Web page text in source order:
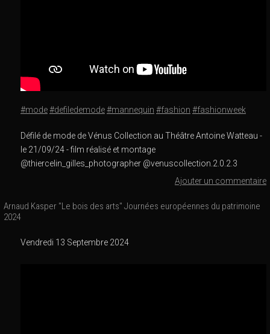
#mode#defiledemode#mannequin #fashion #fashionweek
Défilé de mode de Vénus Collection au Théâtre Antoine Watteau -
le 21/09/24 - film réalisé et montage
@thiercelin_gilles_photographer @venuscollection.2.0.2.3
Ajouter un commentaire
Arnaud Kasper "Le bois des arts" Journées européennes du patrimoine
2024
Vendredi 13 Septembre 2024